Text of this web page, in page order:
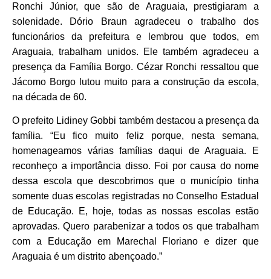
Ronchi Júnior, que são de Araguaia, prestigiaram a
solenidade. Dório Braun agradeceu o trabalho dos
funcionários da prefeitura e lembrou que todos, em
Araguaia, trabalham unidos. Ele também agradeceu a
presença da Família Borgo. Cézar Ronchi ressaltou que
Jácomo Borgo lutou muito para a construção da escola,
na década de 60.
O prefeito Lidiney Gobbi também destacou a presença da
família. “Eu fico muito feliz porque, nesta semana,
homenageamos várias famílias daqui de Araguaia. E
reconheço a importância disso. Foi por causa do nome
dessa escola que descobrimos que o município tinha
somente duas escolas registradas no Conselho Estadual
de Educação. E, hoje, todas as nossas escolas estão
aprovadas. Quero parabenizar a todos os que trabalham
com a Educação em Marechal Floriano e dizer que
Araguaia é um distrito abençoado.”